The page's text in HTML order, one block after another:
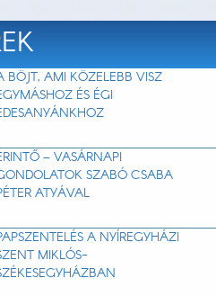
BÖJT, AMI KÖZELEBB VISZ
ÉS ÉGI
– VASÁRNAPI
SZABÓ CSABA
ATYÁVAL
A NYÍREGYHÁZI
MIKLÓS-